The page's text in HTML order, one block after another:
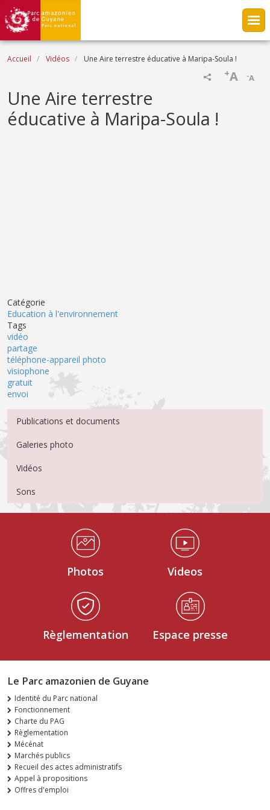
Aller au contenu principal
Fil d'Ariane
Accueil Vidéos Une Aire terrestre éducative à Maripa-Soula !
-A
+A
Name
Une Aire terrestre
éducative à Maripa-Soula !
Catégorie
Education à l'environnement
Tags
vidéo
partage
téléphone-appareil photo
visiophone
gratuit
envoi
Menu Médiathèque
Publications et documents
Galeries photo
Vidéos
Sons
Médiathèque Footer
Photos Videos
Règlementation Espace presse
Le Parc amazonien de Guyane
Identité du Parc national
Fonctionnement
Charte du PAG
Règlementation
Mécénat
Marchés publics
Recueil des actes administratifs
Appel à propositions
Offres d'emploi